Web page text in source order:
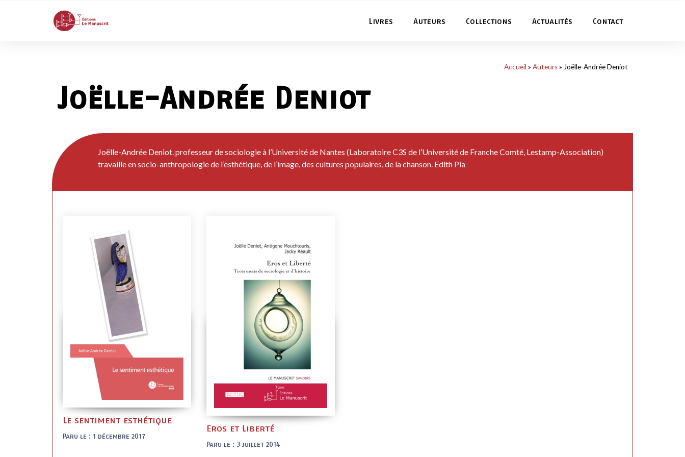
Livres Auteurs Collections Actualités Contact
Accueil » Auteurs» Joëlle-Andrée Deniot
Joëlle-Andrée Deniot
Joëlle-Andrée Deniot. professeur de sociologie à l’Université de Nantes (Laboratoire C3S de l’Université de Franche Comté, Lestamp-Association)
travaille en socio-anthropologie de l’esthétique, de l’image, des cultures populaires, de la chanson. Edith Pia
Le sentiment esthétique
Paru le : 1 décembre 2017
Eros et Liberté
Paru le : 3 juillet 2014